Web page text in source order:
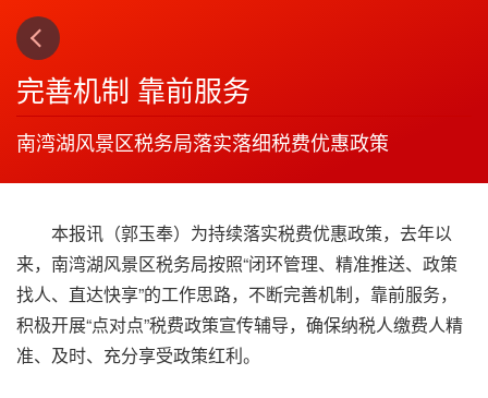
完善机制 靠前服务
南湾湖风景区税务局落实落细税费优惠政策
本报讯（郭玉奉）为持续落实税费优惠政策，去年以
来，南湾湖风景区税务局按照“闭环管理、精准推送、政策
找人、直达快享”的工作思路，不断完善机制，靠前服务，
积极开展“点对点”税费政策宣传辅导，确保纳税人缴费人精
准、及时、充分享受政策红利。